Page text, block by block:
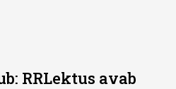
RRLektus avab